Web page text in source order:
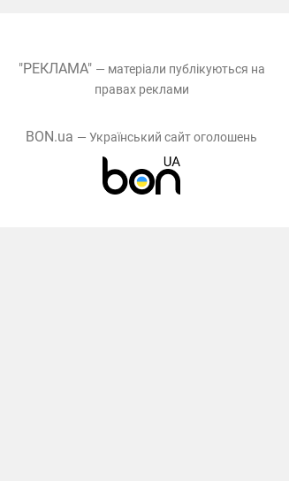
"РЕКЛАМА" — матеріали публікуються на
правах реклами
BON.ua — Український сайт оголошень